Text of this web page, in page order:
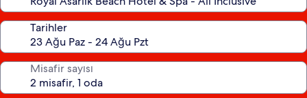
Tarihler
Misafir sayısı